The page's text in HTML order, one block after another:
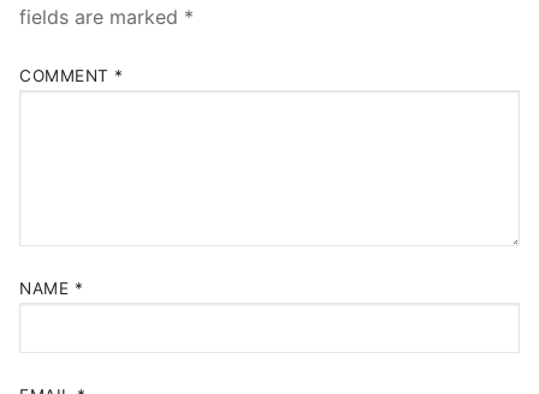
fields are marked *
COMMENT *
NAME *